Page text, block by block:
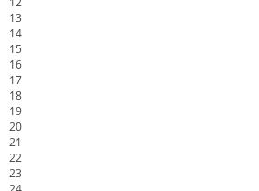
13
14
15
16
17
18
19
20
21
22
23